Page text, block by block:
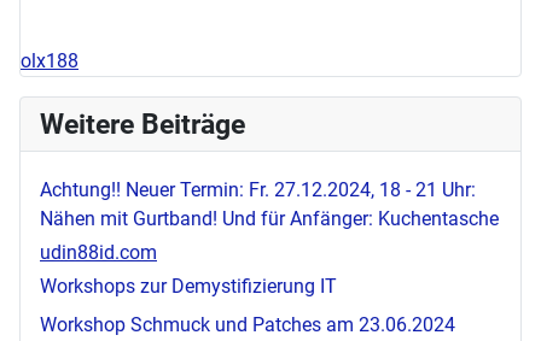
olx188
Weitere Beiträge
Achtung!! Neuer Termin: Fr. 27.12.2024, 18 - 21 Uhr:
Nähen mit Gurtband! Und für Anfänger: Kuchentasche
udin88id.com
Workshops zur Demystifizierung IT
Workshop Schmuck und Patches am 23.06.2024